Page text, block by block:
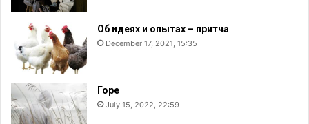
Об идеях и опытах – притча
December 17, 2021, 15:35
Горе
July 15, 2022, 22:59